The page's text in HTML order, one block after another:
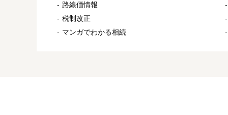
路線価情報
税制改正
マンガでわかる相続